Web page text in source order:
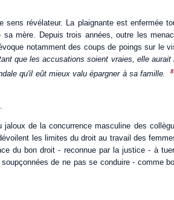
sens révélateur. La plaignante est enfermée
mère. Depuis trois années, outre les
notamment des coups de poings sur le
que les accusations soient vraies, elle aurait
qu'il eût mieux valu épargner à sa famille.
8
de la concurrence masculine des
les limites du droit au travail des
du bon droit - reconnue par la justice - à
de ne pas se conduire - comme